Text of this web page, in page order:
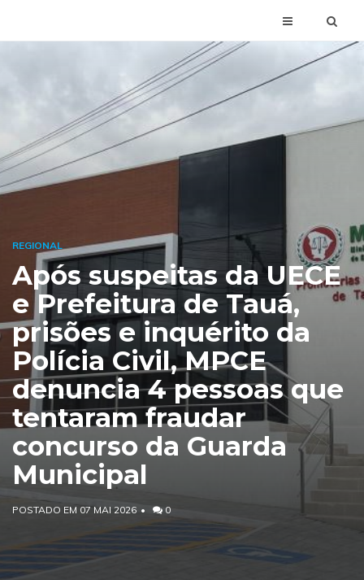
REGIONAL
Após suspeitas da UECE
e Prefeitura de Tauá,
prisões e inquérito da
Polícia Civil, MPCE
denuncia 4 pessoas que
tentaram fraudar
concurso da Guarda
Municipal
POSTADO EM 07 MAI 2026 0